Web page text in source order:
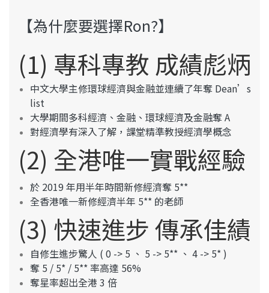
【為什麼要選擇Ron?】
(1) 專科專教 成績彪炳
中文大學主修環球經濟與金融並連續了年奪 Dean’s
list
大學期間多科經濟、金融、環球經濟及金融奪 A
對經濟學有深入了解，課堂精準教授經濟學概念
(2) 全港唯一實戰經驗
於 2019 年用半年時間新修經濟奪 5**
全香港唯一新修經濟半年 5** 的老師
(3) 快速進步 傳承佳績
自修生進步驚人 ( 0 -> 5 、 5 -> 5** 、 4 -> 5* )
奪 5 / 5* / 5** 率高達 56%
奪星率超出全港 3 倍